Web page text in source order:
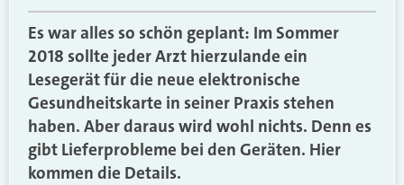
Es war alles so schön geplant: Im Sommer
2018 sollte jeder Arzt hierzulande ein
Lesegerät für die neue elektronische
Gesundheitskarte in seiner Praxis stehen
haben. Aber daraus wird wohl nichts. Denn es
gibt Lieferprobleme bei den Geräten. Hier
kommen die Details.